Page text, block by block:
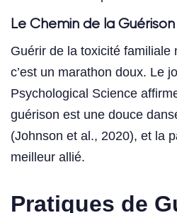
Le Chemin de la Guérison
Guérir de la toxicité familiale
c’est un marathon doux. Le
Psychological Science
guérison est une douce
(Johnson et al., 2020), et la
meilleur allié.
Pratiques de